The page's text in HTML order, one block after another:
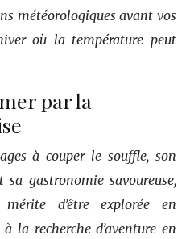
météorologiques avant vos
où la température peut
par la
à couper le souffle, son
gastronomie savoureuse,
d’être explorée en
la recherche d’aventure en